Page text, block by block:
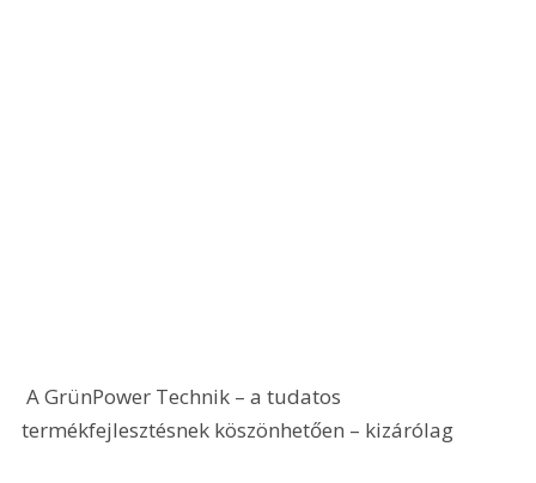
A GrünPower Technik – a tudatos
termékfejlesztésnek köszönhetően – kizárólag